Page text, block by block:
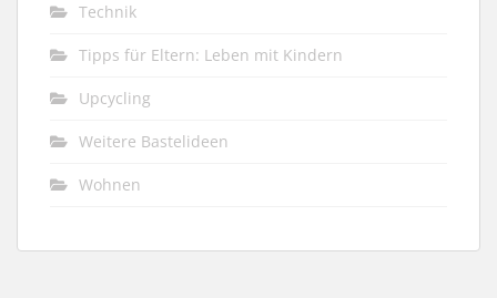
Technik
Tipps für Eltern: Leben mit Kindern
Upcycling
Weitere Bastelideen
Wohnen